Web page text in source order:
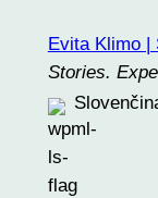
obsah
Evita Klimo |
Stories.